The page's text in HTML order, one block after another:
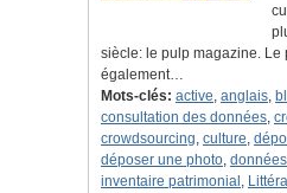
siècle: le pulp magazine. Le
également…
Mots-clés: active, anglais,
consultation des données,
crowdsourcing, culture,
déposer une photo,
inventaire patrimonial ,